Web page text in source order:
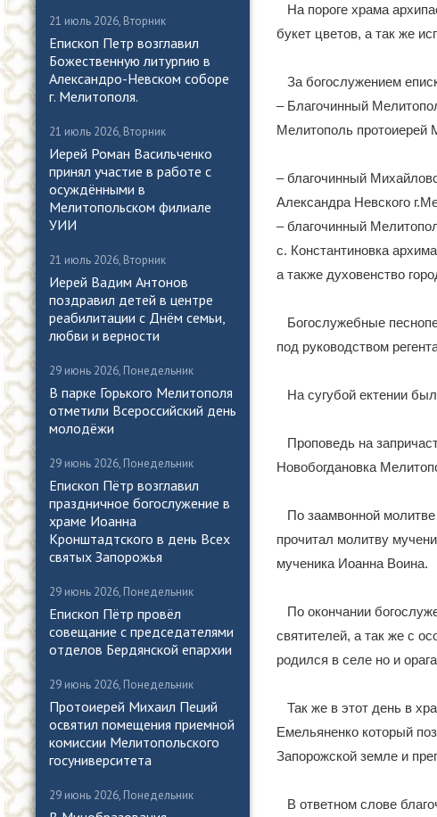
21 июль 2026, Вторник
Епископ Петр возглавил
Божественную литургию в
Александро-Невском соборе
г. Мелитополя.
21 июль 2026, Вторник
Иерей Роман Васильченко
принял участие в работе с
осуждёнными в
Мелитопольском филиале
УИИ
21 июль 2026, Вторник
Иерей Вадим Антонов
поздравил детей в центре
реабилитации с Днём семьи,
любви и верности
29 июнь 2026, Понедельник
В парке Горького Мелитополя
отметили Всероссийский день
молодёжи
29 июнь 2026, Понедельник
Епископ Пётр возглавил
праздничное богослужение в
храме Иоанна
Кронштадтского в день Всех
святых Запорожья
29 июнь 2026, Понедельник
Епископ Пётр провёл
совещание с председателями
отделов Бердянской епархии
29 июнь 2026, Понедельник
Протоиерей Михаил Пеций
освятил помещения приемной
комиссии Мелитопольского
госуниверситета
29 июнь 2026, Понедельник
На пороге храма
букет цветов, а так же
За богослужением
– Благочинный
Мелитополь протоиерей
– благочинный
Александра Невского
– благочинный
с. Константиновка
а также духовенство
Богослужебные
под руководством
На сугубой ектении
Проповедь на
Новобогдановка
По заамвонной
прочитал молитву
мученика Иоанна Воина.
По окончании
святителей, а так же с
родился в селе но и
Так же в этот день в
Емельяненко который
Запорожской земле и
В ответном слове